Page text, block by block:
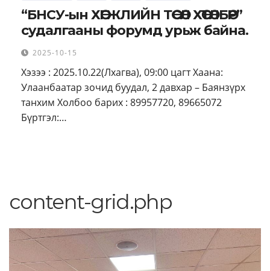
“БНСУ-ын ХӨГЖЛИЙН ТӨСӨЛ ХӨТӨЛБӨР”
судалгааны форумд урьж байна.
2025-10-15
Хэзээ : 2025.10.22(Лхагва), 09:00 цагт Хаана:
Улаанбаатар зочид буудал, 2 давхар – Баянзүрх
танхим Холбоо барих : 89957720, 89665072
Бүртгэл:…
content-grid.php